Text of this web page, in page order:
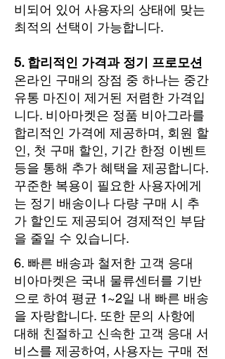
비되어 있어 사용자의 상태에 맞는
최적의 선택이 가능합니다.
5. 합리적인 가격과 정기 프로모션
온라인 구매의 장점 중 하나는 중간
유통 마진이 제거된 저렴한 가격입
니다. 비아마켓은 정품 비아그라를
합리적인 가격에 제공하며, 회원 할
인, 첫 구매 할인, 기간 한정 이벤트
등을 통해 추가 혜택을 제공합니다.
꾸준한 복용이 필요한 사용자에게
는 정기 배송이나 다량 구매 시 추
가 할인도 제공되어 경제적인 부담
을 줄일 수 있습니다.
6. 빠른 배송과 철저한 고객 응대
비아마켓은 국내 물류센터를 기반
으로 하여 평균 1~2일 내 빠른 배송
을 자랑합니다. 또한 문의 사항에
대해 친절하고 신속한 고객 응대 서
비스를 제공하여, 사용자는 구매 전